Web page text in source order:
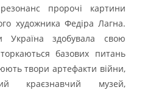
пророчі картини
художника Федіра Лагна.
здобувала свою
базових питань
твори артефакти війни,
краєзнавчий музей,